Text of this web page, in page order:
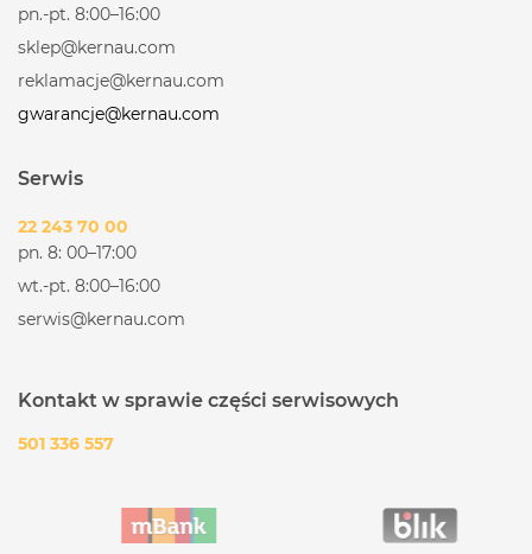
pn.-pt. 8:00–16:00
sklep@kernau.com
reklamacje@kernau.com
gwarancje@kernau.com
Serwis
22 243 70 00
pn. 8: 00–17:00
wt.-pt. 8:00–16:00
serwis@kernau.com
Kontakt w sprawie części serwisowych
501 336 557